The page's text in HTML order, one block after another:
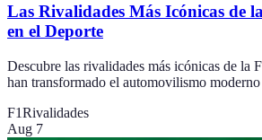
Las Rivalidades Más Icónicas de
en el Deporte
Descubre las rivalidades más icónicas de la
han transformado el automovilismo
F1Rivalidades
Aug 7